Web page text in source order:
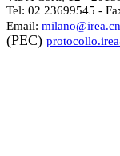
Tel: 02 23699545 -
Email:
(PEC)